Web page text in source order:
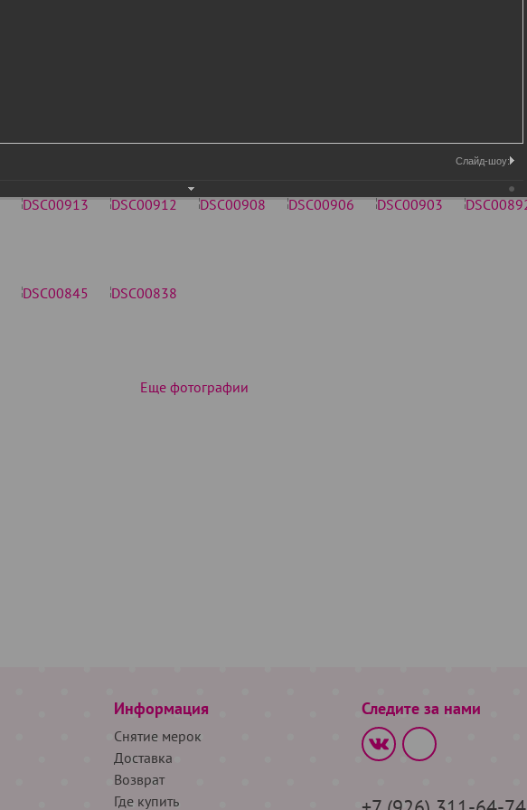
Еще фотографии
Информация
Снятие мерок
Доставка
Возврат
Где купить
Следите за нами
Слайд-шоу: